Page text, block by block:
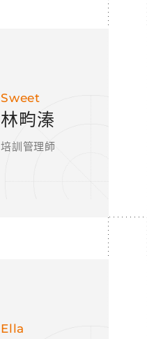
Sweet
林畇溱
培訓管理師
Ella